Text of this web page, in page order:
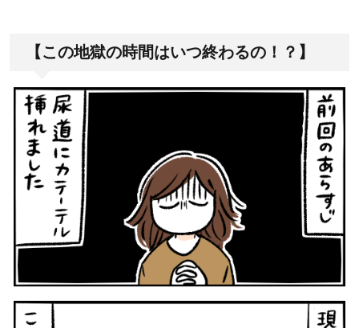
【この地獄の時間はいつ終わるの！？】